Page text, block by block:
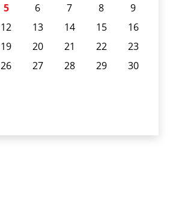
5 6 7 8
9
12 13 14 15
16
19 20 21 22
23
26 27 28 29
30